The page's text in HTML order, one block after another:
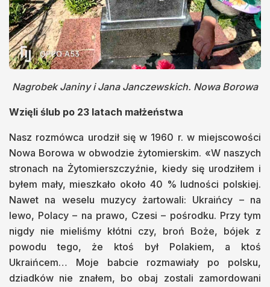
Nagrobek Janiny i Jana Janczewskich. Nowa Borowa
Wzięli ślub po 23 latach małżeństwa
Nasz rozmówca urodził się w 1960 r. w miejscowości
Nowa Borowa w obwodzie żytomierskim. «W naszych
stronach na Żytomierszczyźnie, kiedy się urodziłem i
byłem mały, mieszkało około 40 % ludności polskiej.
Nawet na weselu muzycy żartowali: Ukraińcy – na
lewo, Polacy – na prawo, Czesi – pośrodku. Przy tym
nigdy nie mieliśmy kłótni czy, broń Boże, bójek z
powodu tego, że ktoś był Polakiem, a ktoś
Ukraińcem… Moje babcie rozmawiały po polsku,
dziadków nie znałem, bo obaj zostali zamordowani